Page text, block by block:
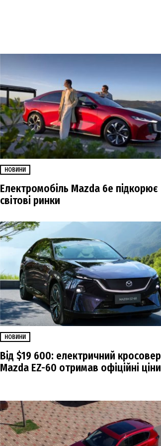
НОВИНИ
Електромобіль Mazda 6e підкорює
світові ринки
НОВИНИ
Від $19 600: електричний кросовер
Mazda EZ-60 отримав офіційні ціни